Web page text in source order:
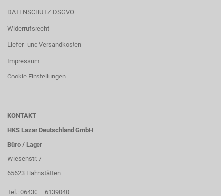
DATENSCHUTZ DSGVO
Widerrufsrecht
Liefer- und Versandkosten
Impressum
Cookie Einstellungen
KONTAKT
HKS Lazar Deutschland GmbH
Büro / Lager
Wiesenstr. 7
65623 Hahnstätten
Tel.: 06430 – 6139040